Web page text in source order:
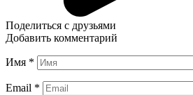
Поделиться с друзьями
Добавить комментарий
Имя *
Email *